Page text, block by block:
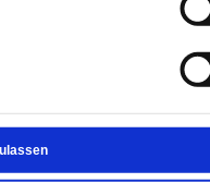
Christen – und auch